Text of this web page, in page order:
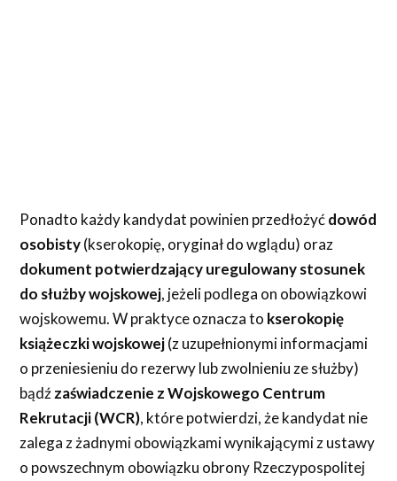
Ponadto każdy kandydat powinien przedłożyćdowód
osobisty(kserokopię, oryginał do wglądu) oraz
dokument potwierdzający uregulowany stosunek
do służby wojskowej, jeżeli podlega on obowiązkowi
wojskowemu. W praktyce oznacza to kserokopię
książeczki wojskowej(z uzupełnionymi informacjami
o przeniesieniu do rezerwy lub zwolnieniu ze służby)
bądźzaświadczenie z Wojskowego Centrum
Rekrutacji (WCR), które potwierdzi, że kandydat nie
zalega z żadnymi obowiązkami wynikającymi z ustawy
o powszechnym obowiązku obrony Rzeczypospolitej